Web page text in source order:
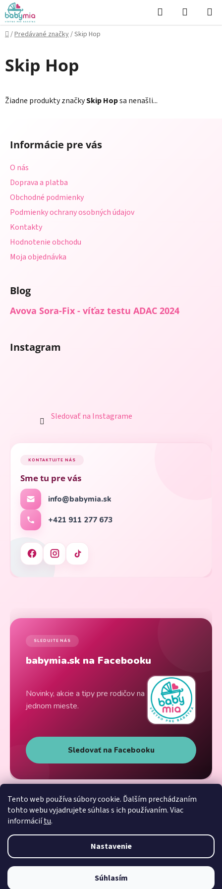
Tento web používa súbory cookie. Ďalším prechádzaním
tohto webu vyjadrujete súhlas s ich používaním. Viac
informáciítu.
Nastavenie
Súhlasím
Prejsť
na
obsah
Hľadať
KOŠÍK
Domov
/Predávané značky/Skip Hop
Skip Hop
Žiadne produkty značkySkip Hopsa nenašli...
Informácie pre vás
O nás
Doprava a platba
Obchodné podmienky
Podmienky ochrany osobných údajov
Kontakty
Hodnotenie obchodu
Moja objednávka
Blog
Avova Sora-Fix - víťaz testu ADAC 2024
Instagram
Sledovať na Instagrame
KONTAKTUJTE NÁS
Sme tu pre vás
info@babymia.sk
+421 911 277 673
SLEDUJTE NÁS
babymia.sk na Facebooku
Novinky, akcie a tipy pre rodičov na
jednom mieste.
Sledovať na Facebooku
Vytvoril Shoptet